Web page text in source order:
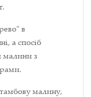
в
а спосіб
малини з
малину,